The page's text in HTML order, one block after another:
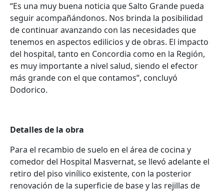
“Es una muy buena noticia que Salto Grande pueda
seguir acompañándonos. Nos brinda la posibilidad
de continuar avanzando con las necesidades que
tenemos en aspectos edilicios y de obras. El impacto
del hospital, tanto en Concordia como en la Región,
es muy importante a nivel salud, siendo el efector
más grande con el que contamos”, concluyó
Dodorico.
Detalles de la obra
Para el recambio de suelo en el área de cocina y
comedor del Hospital Masvernat, se llevó adelante el
retiro del piso vinílico existente, con la posterior
renovación de la superficie de base y las rejillas de